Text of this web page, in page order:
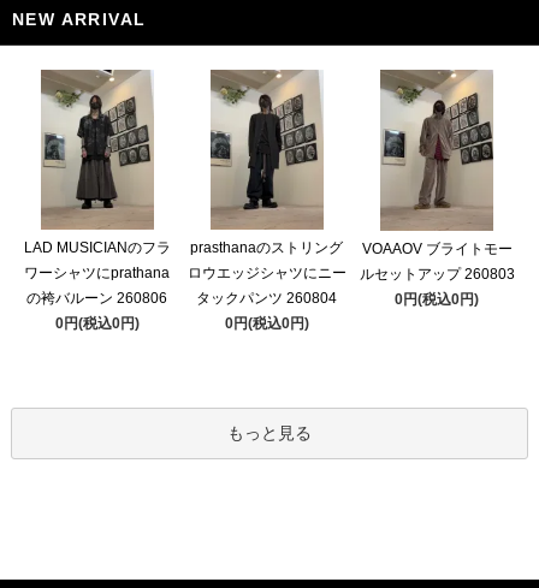
NEW ARRIVAL
LAD MUSICIANのフラ
ワーシャツにprathana
の袴バルーン 260806
0円(税込0円)
prasthanaのストリング
ロウエッジシャツにニー
タックパンツ 260804
0円(税込0円)
VOAAOV ブライトモー
ルセットアップ 260803
0円(税込0円)
もっと見る